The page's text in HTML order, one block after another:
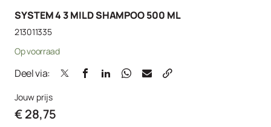
SYSTEM 4 3 MILD SHAMPOO 500 ML
213011335
Op voorraad
Deel via:
Jouw prijs
€ 28,75